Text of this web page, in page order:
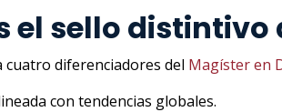
el sello distintivo
cuatro diferenciadores del Magíster en
con tendencias globales.